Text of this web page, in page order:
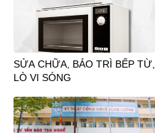
SỬA CHỮA, BẢO TRÌ BẾP TỪ,
LÒ VI SÓNG